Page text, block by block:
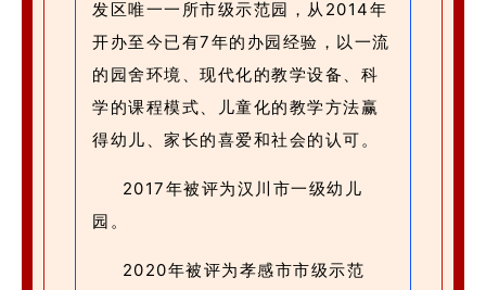
发区唯一一所市级示范园，从2014年
开办至今已有7年的办园经验，以一流
的园舍环境、现代化的教学设备、科
学的课程模式、儿童化的教学方法赢
得幼儿、家长的喜爱和社会的认可。
2017年被评为汉川市一级幼儿
园。
2020年被评为孝感市市级示范